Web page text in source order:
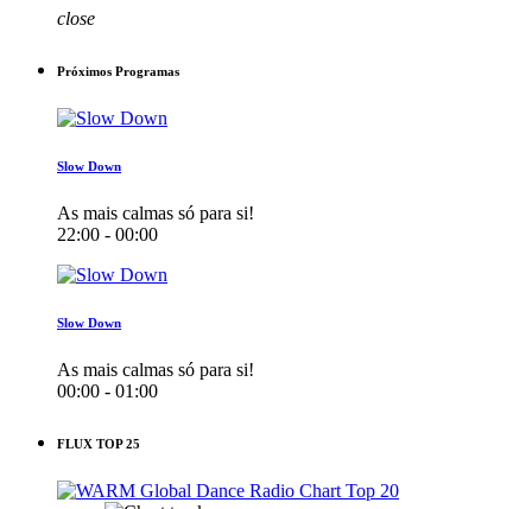
close
Próximos Programas
Slow Down
As mais calmas só para si!
22:00 - 00:00
Slow Down
As mais calmas só para si!
00:00 - 01:00
FLUX TOP 25